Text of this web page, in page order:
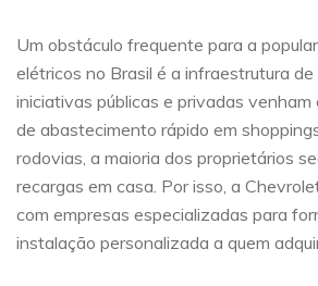
Um obstáculo frequente para a
elétricos no Brasil é a infraestrutura de
iniciativas públicas e privadas
de abastecimento rápido em
rodovias, a maioria dos proprietários
recargas em casa. Por isso, a
com empresas especializadas para
instalação personalizada a quem